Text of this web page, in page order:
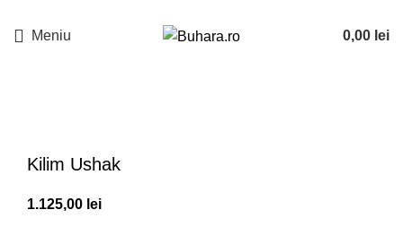
Meniu 0,00 lei
Kilim Ushak
1.125,00 lei